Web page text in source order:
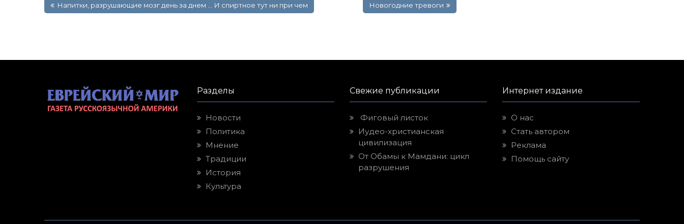
по Напитки, разрушающие мозг день за днем … И спиртное тут ни при чем Новогодние тревоги
Разделы
Новости
Политика
Мнение
Традиции
История
Культура
Свежие публикации
Фиговый листок
Иудео-христианская
цивилизация
От Обамы к Мамдани: цикл
разрушения
Интернет издание
О нас
Стать автором
Реклама
Помощь сайту